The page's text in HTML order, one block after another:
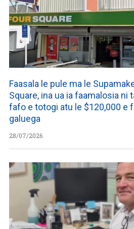
Faasala le pule ma le
Square, ina ua ia faamalosia ni
fafo e totogi atu le $120,000 e
galuega
28/07/2026